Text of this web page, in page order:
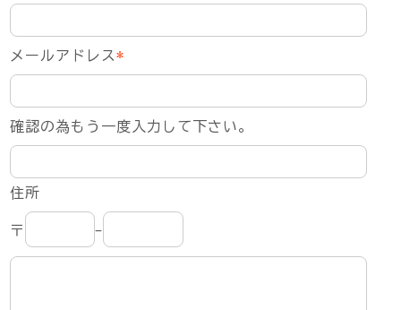
メールアドレス*
確認の為もう一度入力して下さい。
住所
〒 -